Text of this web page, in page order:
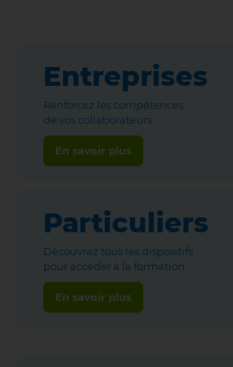
Entreprises
Renforcez les compétences
de vos collaborateurs
En savoir plus
Particuliers
Découvrez tous les dispositifs
pour accéder à la formation
En savoir plus